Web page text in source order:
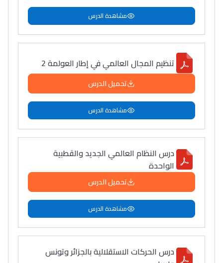
مشاهدة الدرس
تنظيم المجال العالمي في إطار العولمة 2
تحميل الدرس
مشاهدة الدرس
درس النظام العالمي الجديد والقطبية
الواحدة
تحميل الدرس
مشاهدة الدرس
درس الحركات الاستقلالية بالجزائر وتونس